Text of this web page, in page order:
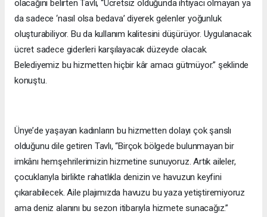
olacağını belirten Tavlı, “Ücretsiz olduğunda ihtiyacı olmayan ya
da sadece ‘nasıl olsa bedava’ diyerek gelenler yoğunluk
oluşturabiliyor. Bu da kullanım kalitesini düşürüyor. Uygulanacak
ücret sadece giderleri karşılayacak düzeyde olacak.
Belediyemiz bu hizmetten hiçbir kâr amacı gütmüyor.” şeklinde
konuştu.
Ünye’de yaşayan kadınların bu hizmetten dolayı çok şanslı
olduğunu dile getiren Tavlı, “Birçok bölgede bulunmayan bir
imkânı hemşehrilerimizin hizmetine sunuyoruz. Artık aileler,
çocuklarıyla birlikte rahatlıkla denizin ve havuzun keyfini
çıkarabilecek. Aile plajımızda havuzu bu yaza yetiştiremiyoruz
ama deniz alanını bu sezon itibarıyla hizmete sunacağız.”